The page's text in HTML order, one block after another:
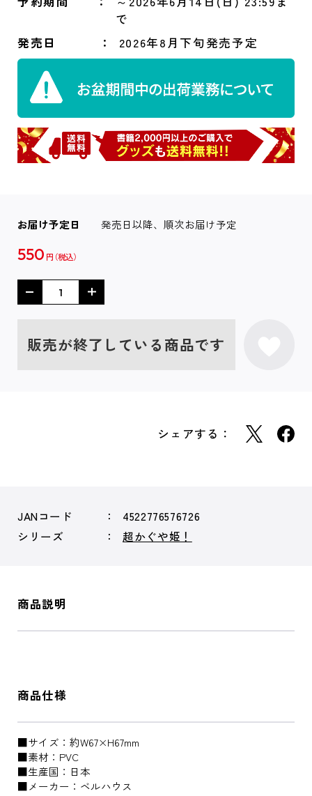
で
発売日
2026年8月下旬発売予定
お届け予定日 発売日以降、順次お届け予定
550 円
販売が終了している商品です
シェアする：
JANコード
4522776576726
シリーズ
超かぐや姫！
商品説明
商品仕様
■サイズ：約W67×H67mm
■素材：PVC
■生産国：日本
■メーカー：ベルハウス